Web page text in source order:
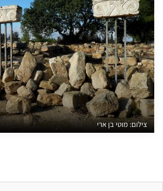
צילום: מוטי בן ארי